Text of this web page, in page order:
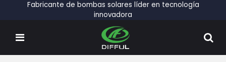
Fabricante de bombas solares líder en tecnología
innovadora